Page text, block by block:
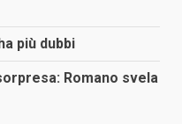
più dubbi
Romano svela